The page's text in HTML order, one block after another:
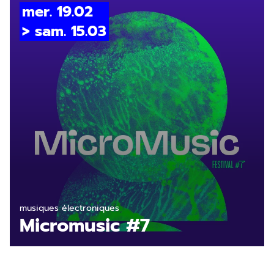
mer. 19.02
> sam. 15.03
musiques électroniques
Micromusic #7
En savoir plus